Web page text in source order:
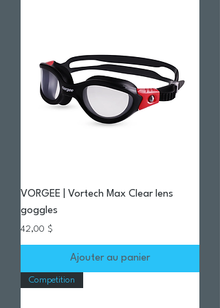
VORGEE | Vortech Max Clear lens
goggles
Prix
42,00 $
Ajouter au panier
Competition